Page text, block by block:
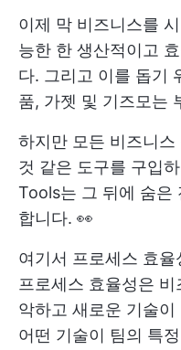
이제 막 비즈니스를
능한 한 생산적이고
다. 그리고 이를 돕기
품, 가젯 및 기즈모는
하지만 모든 비즈니
것 같은 도구를 구입
Tools는 그 뒤에 숨은
합니다. 👀
여기서 프로세스 효
프로세스 효율성은
악하고 새로운 기술
어떤 기술이 팀의 특